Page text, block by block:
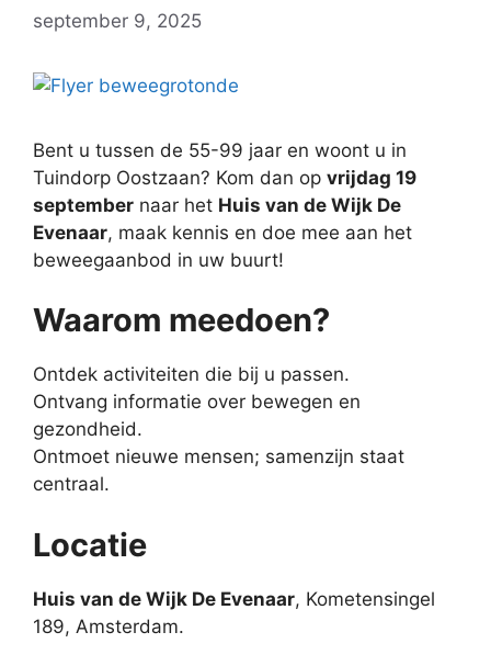
september 9, 2025
Bent u tussen de 55-99 jaar en woont u in
Tuindorp Oostzaan? Kom dan op vrijdag 19
september naar het Huis van de Wijk De
Evenaar, maak kennis en doe mee aan het
beweegaanbod in uw buurt!
Waarom meedoen?
Ontdek activiteiten die bij u passen.
Ontvang informatie over bewegen en
gezondheid.
Ontmoet nieuwe mensen; samenzijn staat
centraal.
Locatie
Huis van de Wijk De Evenaar, Kometensingel
189, Amsterdam.